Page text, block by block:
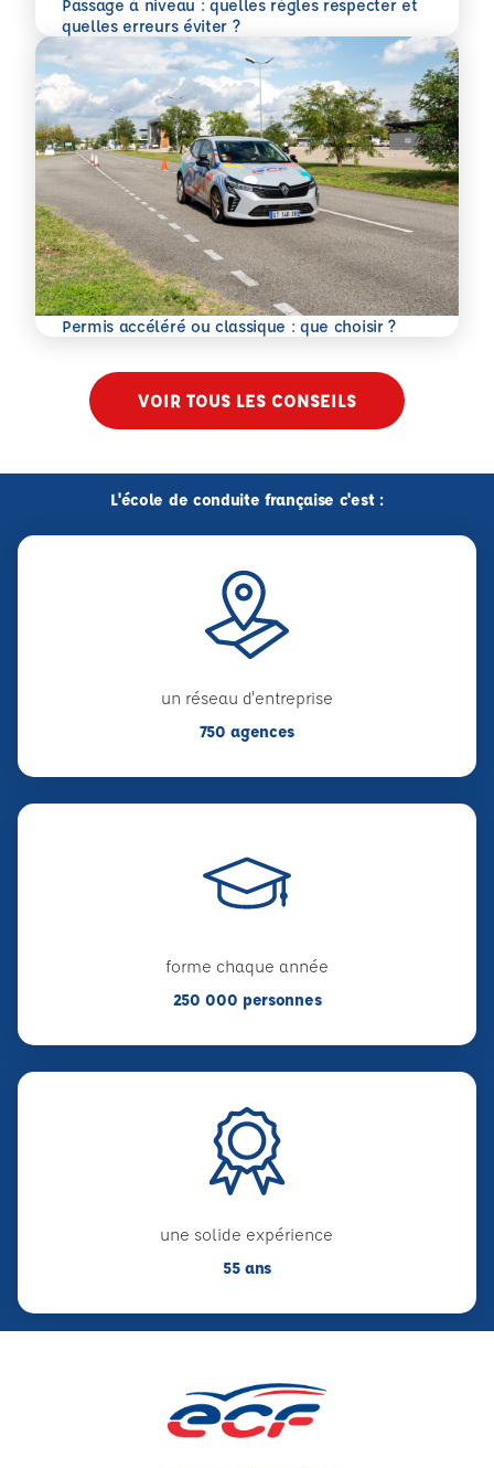
Passage à niveau : quelles règles respecter et
quelles erreurs éviter ?
En savoir plus
Permis accéléré ou classique : que choisir ?
En savoir plus
VOIR TOUS LES CONSEILS
L'école de conduite française c'est :
un réseau d'entreprise
750 agences
forme chaque année
250 000 personnes
une solide expérience
55 ans